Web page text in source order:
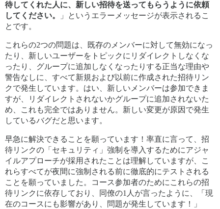
待してくれた人に、新しい招待を送ってもらうように依頼
してください。
」というエラーメッセージが表示されるこ
とです。
これらの2つの問題は、既存のメンバーに対して無効になっ
たり、新しいユーザーをトピックにリダイレクトしなくな
ったり、グループに追加しなくなったりする正当な理由や
警告なしに、すべて新規および以前に作成された招待リン
クで発生しています。はい、新しいメンバーは参加できま
すが、リダイレクトされないかグループに追加されないた
め、これも完全ではありません。新しい変更が原因で発生
しているバグだと思います。
早急に解決できることを願っています！率直に言って、招
待リンクの「セキュリティ」強制を導入するためにアジャ
イルアプローチが採用されたことは理解していますが、こ
れらすべてが夜間に強制される前に徹底的にテストされる
ことを願っていました。コース参加者のためにこれらの招
待リンクに依存しており、同僚の1人が言ったように、「現
在のコースにも影響があり、問題が発生しています！」